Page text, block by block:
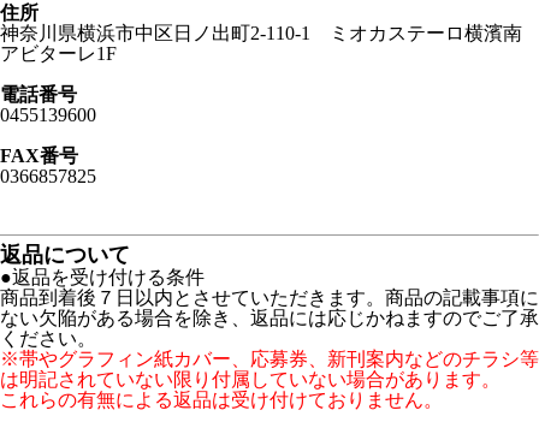
住所
神奈川県横浜市中区日ノ出町2-110-1 ミオカステーロ横濱南
アビターレ1F
電話番号
0455139600
FAX番号
0366857825
返品について
●返品を受け付ける条件
商品到着後７日以内とさせていただきます。商品の記載事項に
ない欠陥がある場合を除き、返品には応じかねますのでご了承
ください。
※帯やグラフィン紙カバー、応募券、新刊案内などのチラシ等
は明記されていない限り付属していない場合があります。
これらの有無による返品は受け付けておりません。